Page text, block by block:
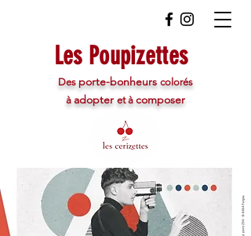
Des porte-bonheurs colorés
à adopter et à composer
Les Poupizettes